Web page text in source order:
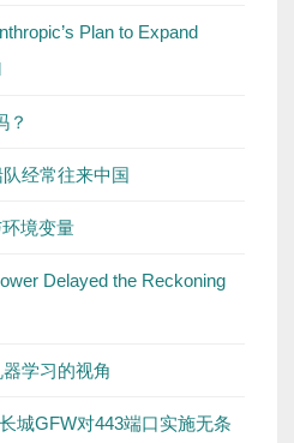
Plan to Expand
？
经常往来中国
境变量
Delayed the Reckoning
学习的视角
城GFW对443端口实施无条